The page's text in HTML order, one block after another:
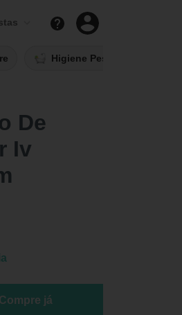
Higiene Pessoal
De
Iv
Compre já